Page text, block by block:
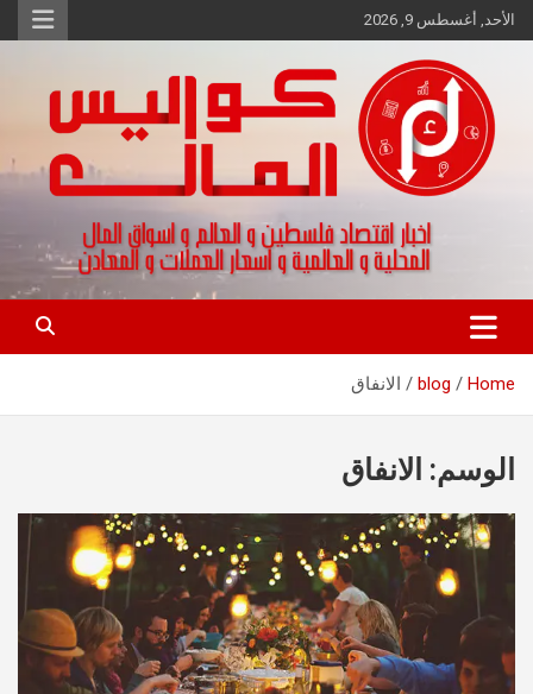
Skip
to
الأحد, أغسطس 9, 2026
كواليس المال
اخبار اقتصاد فلسطين و العالم و تقارير اسواق المال و العملات
Home
blog الانفاق
الوسم: الانفاق